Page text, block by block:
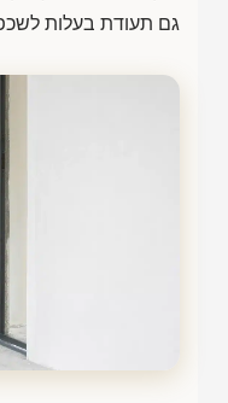
גם תעודת בעלות